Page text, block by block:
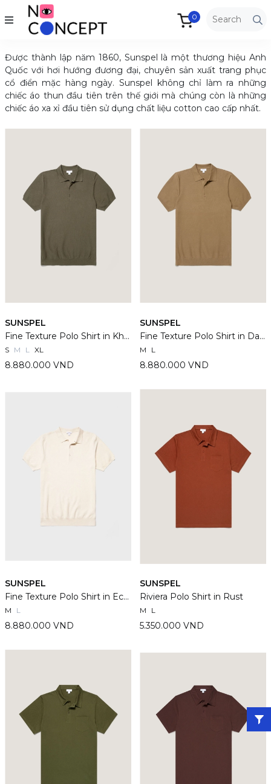
0
Được thành lập năm 1860, Sunspel là một thương hiệu Anh
Quốc với hơi hướng đương đại, chuyên sản xuất trang phục
cổ điển mặc hàng ngày. Sunspel không chỉ làm ra những
chiếc áo thun đầu tiên trên thế giới mà chúng còn là những
chiếc áo xa xỉ đầu tiên sử dụng chất liệu cotton cao cấp nhất.
SUNSPEL
Fine Texture Polo Shirt in Khaki
S M L XL
8.880.000 VND
SUNSPEL
Fine Texture Polo Shirt in Dark Stone
M L
8.880.000 VND
SUNSPEL
Fine Texture Polo Shirt in Ecru
M L
8.880.000 VND
SUNSPEL
Riviera Polo Shirt in Rust
M L
5.350.000 VND